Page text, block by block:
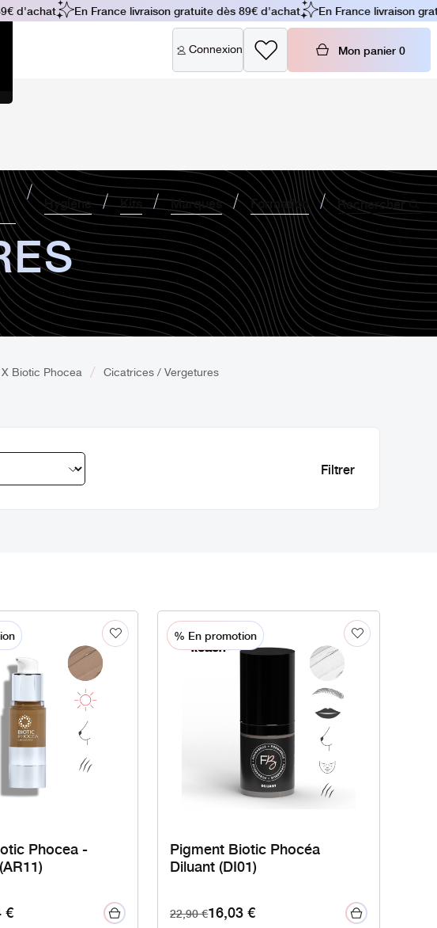
Connexion Mon panier 0
Hygiène Kits Marques Formation Rechercher
d'achat En France livraison gratuite dès 89€ d'achat En France livraison
Biotic Phocea Cicatrices / Vergetures
Phocea -
€
% En promotion
Pigment Biotic Phocéa
Diluant (DI01)
22,90€16,03€